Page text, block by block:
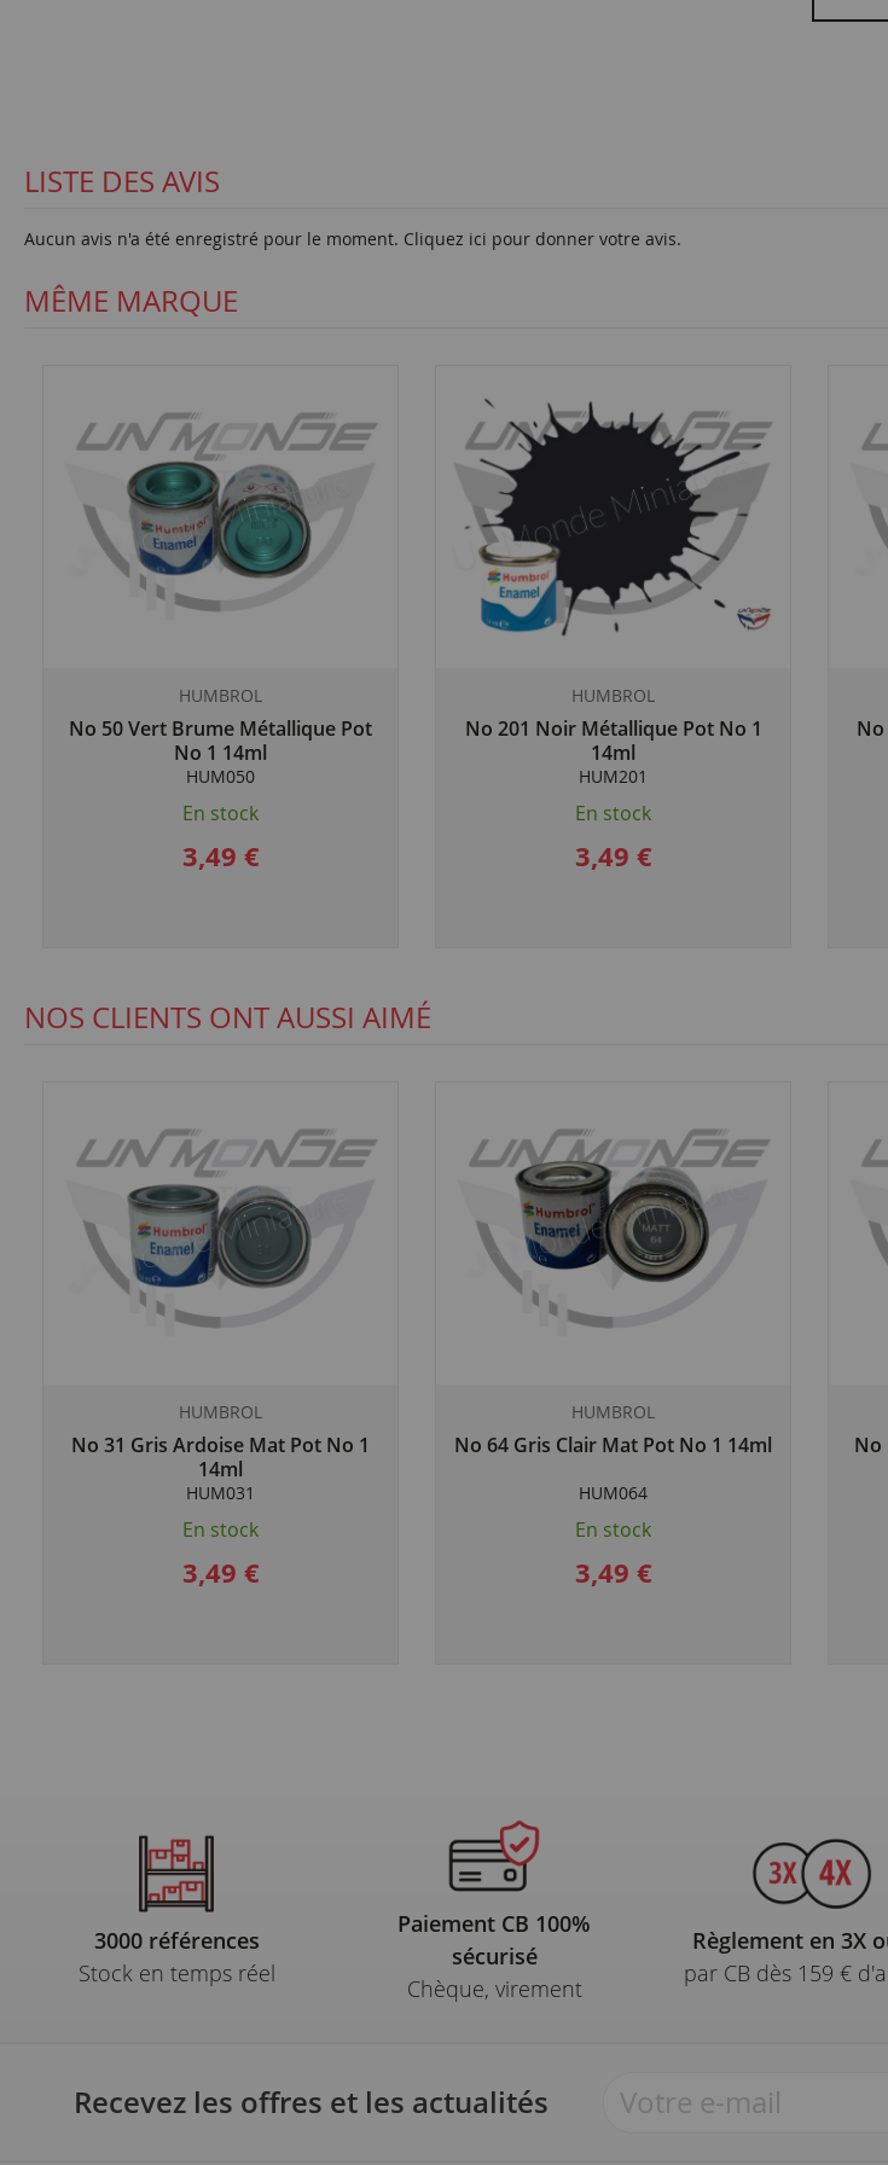
LISTE DES AVIS
Aucun avis n'a été enregistré pour le moment. Cliquez ici pour donner votre avis.
MÊME MARQUE
HUMBROL
No 50 Vert Brume Métallique Pot
No 1 14ml
HUM050
En stock
3,49 €
HUMBROL
No 201 Noir Métallique Pot No 1
14ml
HUM201
En stock
3,49 €
NOS CLIENTS ONT AUSSI AIMÉ
HUMBROL
No 31 Gris Ardoise Mat Pot No 1
14ml
HUM031
En stock
3,49 €
HUMBROL
No 64 Gris Clair Mat Pot No 1 14ml
HUM064
En stock
3,49 €
No
3000 références
Stock en temps réel
Paiement CB 100%
sécurisé
Chèque, virement
Règlement en 3X
par CB dès 159 €
Recevez les offres et les actualités